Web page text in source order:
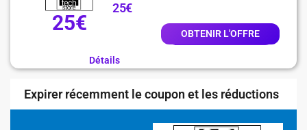
25€
25€
OBTENIR L'OFFRE
Détails
Expirer récemment le coupon et les réductions